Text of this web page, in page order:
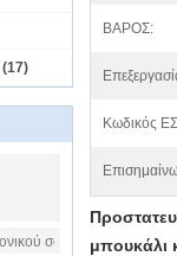
(17)
ΒΑΡΟΣ:
Κωδικός
μπουκάλι